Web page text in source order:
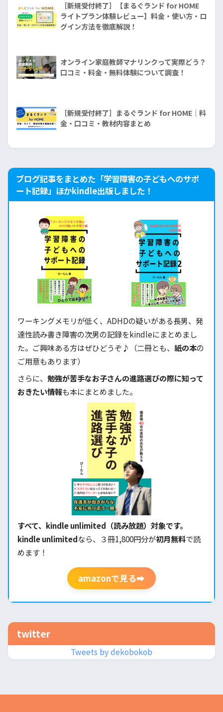
［新規受付終了］【まるぐランド for HOME
ライトプラン体験レビュー】料金・使い方・ロ
グイン方法を徹底解説！
オンライン家庭教師マナリンクって実際どう？
口コミ・料金・無料体験について調査！
［新規受付終了］まるぐランド for HOME｜料
金・口コミ・教材内容まとめ
ブログ記事をまとめた「学習障害の子どもへのサポ
ート記録」ほかkindle出版しました！
ワーキングメモリが低く、ADHDの疑いがある長男、発
達性読み書き障害の次男の記録をkindleにまとめまし
た。ご興味ある方はぜひどうぞ♪（二冊とも、 紙の本の
ご用意もあります）
さらに、 勉強が苦手なお子さんの進路選びの際に知って
おきたい情報も本にまとめました。
すべて、kindle unlimited（読み放題）対象です。
kindle unlimitedなら、３冊1,800円分が初月無料で読
めます！
amazonで見る➡
twitter
Tweets by dekobokob